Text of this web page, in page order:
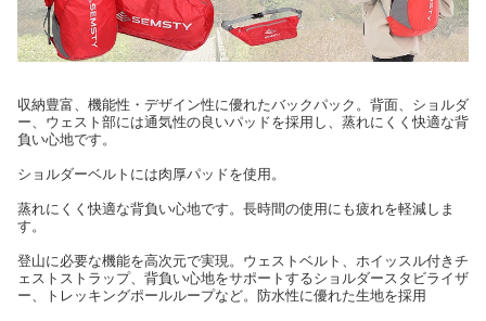
収納豊富、機能性・デザイン性に優れたバックパック。背面、ショルダ
ー、ウェスト部には通気性の良いパッドを採用し、蒸れにくく快適な背
負い心地です。
ショルダーベルトには肉厚パッドを使用。
蒸れにくく快適な背負い心地です。長時間の使用にも疲れを軽減しま
す。
登山に必要な機能を高次元で実現。ウェストベルト、ホイッスル付きチ
ェストストラップ、背負い心地をサポートするショルダースタビライザ
ー、トレッキングポールループなど。防水性に優れた生地を採用